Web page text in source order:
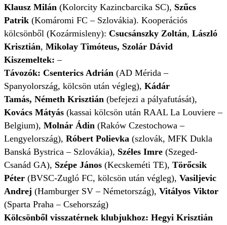
Klausz Milán (Kolorcity Kazincbarcika SC), Szűcs
Patrik (Komáromi FC – Szlovákia). Kooperációs
kölcsönből (Kozármisleny): Csucsánszky Zoltán, László
Krisztián, Mikolay Timóteus, Szolár Dávid
Kiszemeltek: –
Távozók: Csenterics Adrián (AD Mérida –
Spanyolország, kölcsön után végleg), Kádár
Tamás, Németh Krisztián (befejezi a pályafutását),
Kovács Mátyás (kassai kölcsön után RAAL La Louviere –
Belgium), Molnár Ádin (Raków Czestochowa –
Lengyelország), Róbert Polievka (szlovák, MFK Dukla
Banská Bystrica – Szlovákia), Széles Imre (Szeged-
Csanád GA), Szépe János (Kecskeméti TE), Törőcsik
Péter (BVSC-Zugló FC, kölcsön után végleg), Vasiljevic
Andrej (Hamburger SV – Németország), Vitályos Viktor
(Sparta Praha – Csehország)
Kölcsönből visszatérnek klubjukhoz: Hegyi Krisztián